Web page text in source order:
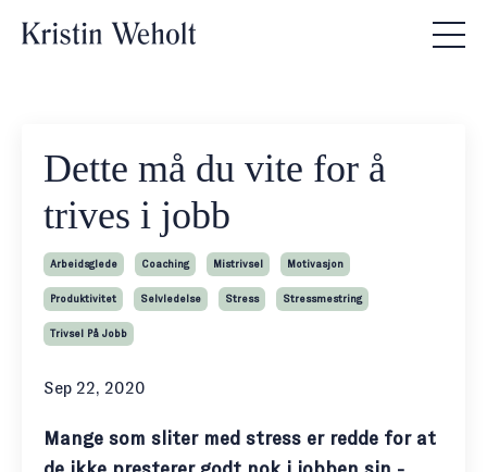
Dette må du vite for å
trives i jobb
Arbeidsglede Coaching Mistrivsel Motivasjon
Produktivitet Selvledelse Stress Stressmestring
Trivsel På Jobb
Sep 22, 2020
Mange som sliter med stress er redde for at